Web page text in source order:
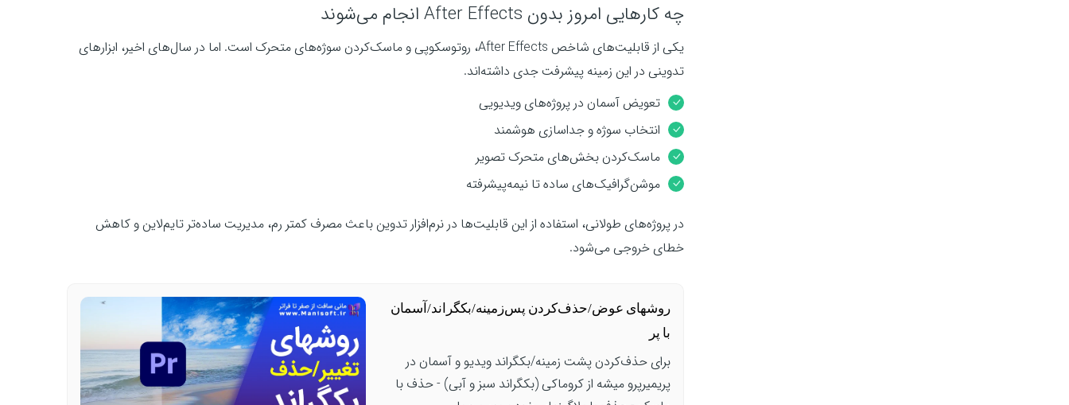
چه کارهایی امروز بدون After Effects انجام می‌شوند
یکی از قابلیت‌های شاخص After Effects، روتوسکوپی و ماسک‌کردن سوژه‌های متحرک است. اما در سال‌های اخیر، ابزارهای
تدوینی در این زمینه پیشرفت جدی داشته‌اند.
تعویض آسمان در پروژه‌های ویدیویی
انتخاب سوژه و جداسازی هوشمند
ماسک‌کردن بخش‌های متحرک تصویر
موشن‌گرافیک‌های ساده تا نیمه‌پیشرفته
در پروژه‌های طولانی، استفاده از این قابلیت‌ها در نرم‌افزار تدوین باعث مصرف کمتر رم، مدیریت ساده‌تر تایم‌لاین و کاهش
خطای خروجی می‌شود.
روشهای عوض‌/حذف‌کردن پس‌زمینه/بکگراند‌/آسمان
با پر
برای حذف‌کردن پشت زمینه/بکگراند ویدیو و آسمان در
پریمیرپرو میشه از کروماکی (بکگراند سبز و آبی) - حذف با